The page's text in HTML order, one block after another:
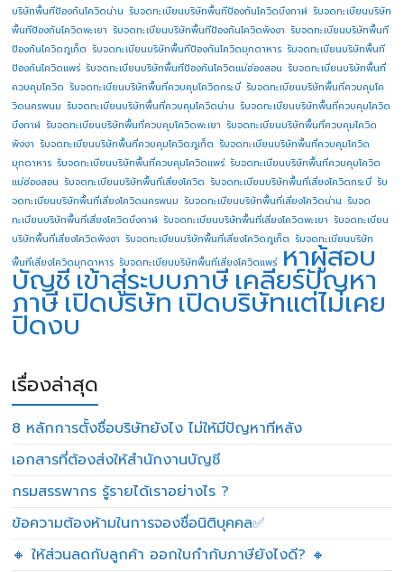
บริษัทพื้นทีป้องกันโควิดน่าน รับจดทะเบียนบริษัทพื้นทีป้องกันโควิดบึงกาฬ รับจดทะเบียนบริษัท
พื้นทีป้องกันโควิดพะเยา รับจดทะเบียนบริษัทพื้นทีป้องกันโควิดพังงา รับจดทะเบียนบริษัทพื้นที
ป้องกันโควิดภูเก็ต รับจดทะเบียนบริษัทพื้นทีป้องกันโควิดมุกดาหาร รับจดทะเบียนบริษัทพื้นที
ป้องกันโควิดแพร่ รับจดทะเบียนบริษัทพื้นทีป้องกันโควิดแม่ฮ่องสอน รับจดทะเบียนบริษัทพื้นที่
ควบคุมโควิด รับจดทะเบียนบริษัทพื้นที่ควบคุมโควิดกระบี่ รับจดทะเบียนบริษัทพื้นที่ควบคุมโค
วิดนครพนม รับจดทะเบียนบริษัทพื้นที่ควบคุมโควิดน่าน รับจดทะเบียนบริษัทพื้นที่ควบคุมโควิด
บึงกาฬ รับจดทะเบียนบริษัทพื้นที่ควบคุมโควิดพะเยา รับจดทะเบียนบริษัทพื้นที่ควบคุมโควิด
พังงา รับจดทะเบียนบริษัทพื้นที่ควบคุมโควิดภูเก็ต รับจดทะเบียนบริษัทพื้นที่ควบคุมโควิด
มุกดาหาร รับจดทะเบียนบริษัทพื้นที่ควบคุมโควิดแพร่ รับจดทะเบียนบริษัทพื้นที่ควบคุมโควิด
แม่ฮ่องสอน รับจดทะเบียนบริษัทพื้นที่เสี่ยงโควิด รับจดทะเบียนบริษัทพื้นที่เสี่ยงโควิดกระบี่ รับ
จดทะเบียนบริษัทพื้นที่เสี่ยงโควิดนครพนม รับจดทะเบียนบริษัทพื้นที่เสี่ยงโควิดน่าน รับจด
ทะเบียนบริษัทพื้นที่เสี่ยงโควิดบึงกาฬ รับจดทะเบียนบริษัทพื้นที่เสี่ยงโควิดพะเยา รับจดทะเบียน
บริษัทพื้นที่เสี่ยงโควิดพังงา รับจดทะเบียนบริษัทพื้นที่เสี่ยงโควิดภูเก็ต รับจดทะเบียนบริษัท
พื้นที่เสี่ยงโควิดมุกดาหาร รับจดทะเบียนบริษัทพื้นที่เสี่ยงโควิดแพร่ หาผู้สอบ
บัญชี เข้าสู่ระบบภาษี เคลียร์ปัญหา
ภาษีเปิดบริษัทเปิดบริษัทแต่ไม่เคย
ปิดงบ
เรื่องล่าสุด
8 หลักการตั้งชื่อบริษัทยังไง ไม่ให้มีปัญหาทีหลัง
เอกสารที่ต้องส่งให้สำนักงานบัญชี
กรมสรรพากร รู้รายได้เราอย่างไร ?
ข้อความต้องห้ามในการจองชื่อนิติบุคคล✅
🔸 ให้ส่วนลดกับลูกค้า ออกใบกำกับภาษียังไงดี? 🔸